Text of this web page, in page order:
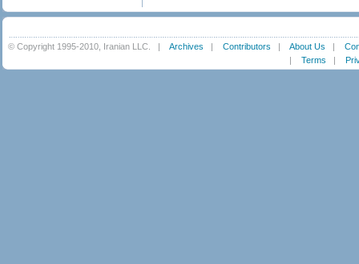
© Copyright 1995-2010, Iranian LLC. | Archives | Contributors | About Us |
| Terms |